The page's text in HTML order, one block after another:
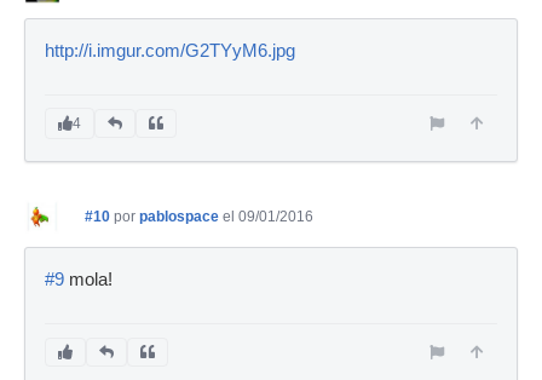
http://i.imgur.com/G2TYyM6.jpg
4
#10 por pablospace el 09/01/2016
#9 mola!